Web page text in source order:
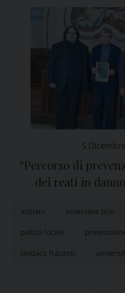
5
“Percorso di
dei reati in
anziani assessore trivi
polizia locale
sindaco fracassi